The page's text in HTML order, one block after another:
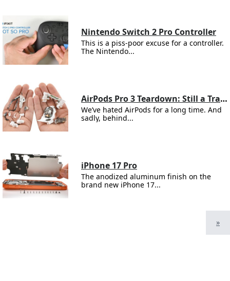
Nintendo Switch 2 Pro Controller
This is a piss-poor excuse for a controller.
The Nintendo...
AirPods Pro 3 Teardown: Still a Tragedy
We’ve hated AirPods for a long time. And
sadly, behind...
iPhone 17 Pro
The anodized aluminum finish on the
brand new iPhone 17...
»